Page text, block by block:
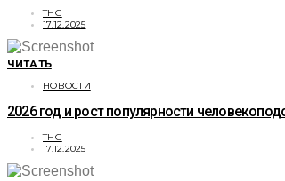
THG
17.12.2025
ЧИТАТЬ
НОВОСТИ
2026 год и рост популярности
THG
17.12.2025